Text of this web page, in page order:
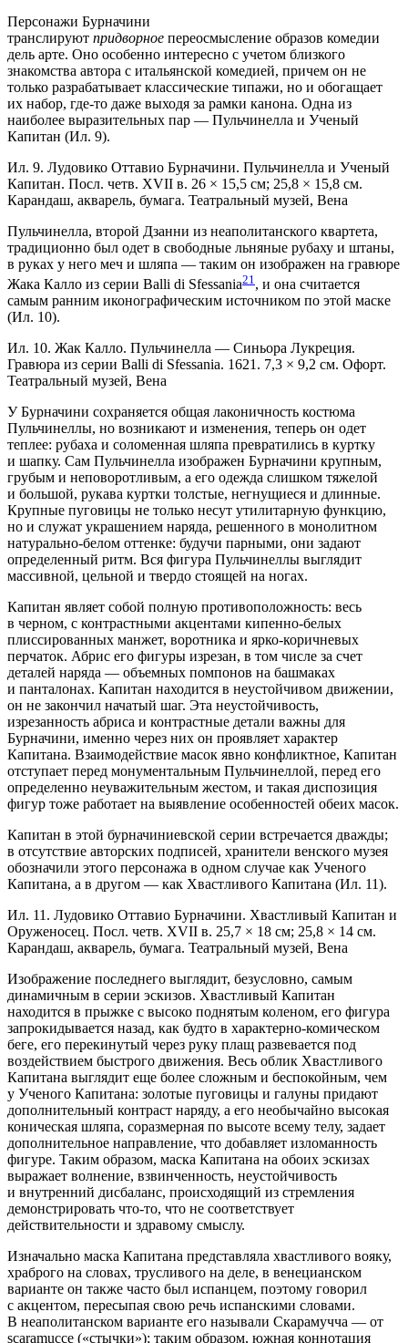
Персонажи Бурначини
транслируют придворное переосмысление образов комедии
дель арте. Оно особенно интересно с учетом близкого
знакомства автора с итальянской комедией, причем он не
только разрабатывает классические типажи, но и обогащает
их набор, ­где-то даже выходя за рамки канона. Одна из
наиболее выразительных пар — Пульчинелла и Ученый
Капитан (Ил. 9).
Ил. 9. Лудовико Оттавио Бурначини. Пульчинелла и Ученый
Капитан. Посл. четв. XVII в. 26 × 15,5 см; 25,8 × 15,8 см.
Карандаш, акварель, бумага. Театральный музей, Вена
Пульчинелла, второй Дзанни из неаполитанского квартета,
традиционно был одет в свободные льняные рубаху и штаны,
в руках у него меч и шляпа — таким он изображен на гравюре
Жака Калло из серии Balli di Sfessania21, и она считается
самым ранним иконографическим источником по этой маске
(Ил. 10).
Ил. 10. Жак Калло. Пульчинелла — Синьора Лукреция.
Гравюра из серии Balli di Sfessania. 1621. 7,3 × 9,2 см. Офорт.
Театральный музей, Вена
У Бурначини сохраняется общая лаконичность костюма
Пульчинеллы, но возникают и изменения, теперь он одет
теплее: рубаха и соломенная шляпа превратились в куртку
и шапку. Сам Пульчинелла изображен Бурначини крупным,
грубым и неповоротливым, а его одежда слишком тяжелой
и большой, рукава куртки толстые, негнущиеся и длинные.
Крупные пуговицы не только несут утилитарную функцию,
но и служат украшением наряда, решенного в монолитном
натурально-белом оттенке: будучи парными, они задают
определенный ритм. Вся фигура Пульчинеллы выглядит
массивной, цельной и твердо стоящей на ногах.
Капитан являет собой полную противоположность: весь
в черном, с контрастными акцентами кипенно-белых
плиссированных манжет, воротника и ярко-коричневых
перчаток. Абрис его фигуры изрезан, в том числе за счет
деталей наряда — объемных помпонов на башмаках
и панталонах. Капитан находится в неустойчивом движении,
он не закончил начатый шаг. Эта неустойчивость,
изрезанность абриса и контрастные детали важны для
Бурначини, именно через них он проявляет характер
Капитана. Взаимодействие масок явно конфликтное, Капитан
отступает перед монументальным Пульчинеллой, перед его
определенно неуважительным жестом, и такая диспозиция
фигур тоже работает на выявление особенностей обеих масок.
Капитан в этой бурначиниевской серии встречается дважды;
в отсутствие авторских подписей, хранители венского музея
обозначили этого персонажа в одном случае как Ученого
Капитана, а в другом — как Хвастливого Капитана (Ил. 11).
Ил. 11. Лудовико Оттавио Бурначини. Хвастливый Капитан и
Оруженосец. Посл. четв. XVII в. 25,7 × 18 см; 25,8 × 14 см.
Карандаш, акварель, бумага. Театральный музей, Вена
Изображение последнего выглядит, безусловно, самым
динамичным в серии эскизов. Хвастливый Капитан
находится в прыжке с высоко поднятым коленом, его фигура
запрокидывается назад, как будто в характерно-комическом
беге, его перекинутый через руку плащ развевается под
воздействием быстрого движения. Весь облик Хвастливого
Капитана выглядит еще более сложным и беспокойным, чем
у Ученого Капитана: золотые пуговицы и галуны придают
дополнительный контраст наряду, а его необычайно высокая
коническая шляпа, соразмерная по высоте всему телу, задает
дополнительное направление, что добавляет изломанность
фигуре. Таким образом, маска Капитана на обоих эскизах
выражает волнение, взвинченность, неустойчивость
и внутренний дисбаланс, происходящий из стремления
демонстрировать ­что-то, что не соответствует
действительности и здравому смыслу.
Изначально маска Капитана представляла хвастливого вояку,
храброго на словах, трусливого на деле, в венецианском
варианте он также часто был испанцем, поэтому говорил
с акцентом, пересыпая свою речь испанскими словами.
В неаполитанском варианте его называли Скарамучча — от
scaramucce («стычки»); таким образом, южная коннотация